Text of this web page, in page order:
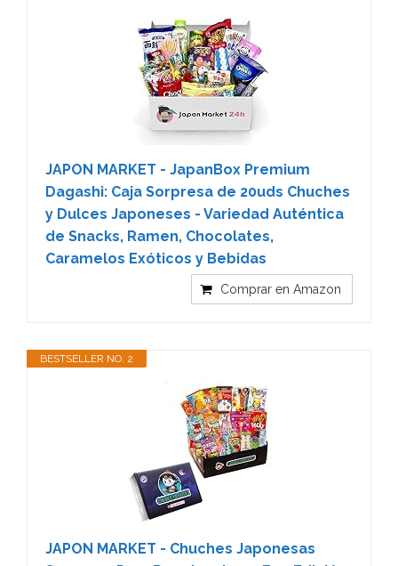
JAPON MARKET - JapanBox Premium
Dagashi: Caja Sorpresa de 20uds Chuches
y Dulces Japoneses - Variedad Auténtica
de Snacks, Ramen, Chocolates,
Caramelos Exóticos y Bebidas
Comprar en Amazon
BESTSELLER NO. 2
JAPON MARKET - Chuches Japonesas